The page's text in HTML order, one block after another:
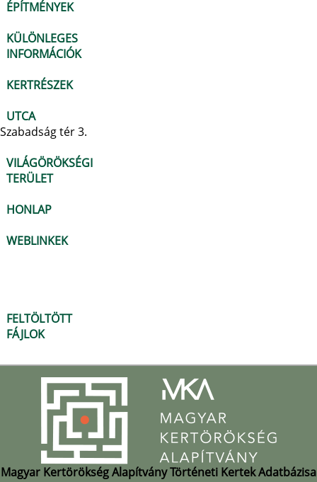
ÉPÍTMÉNYEK
KÜLÖNLEGES
INFORMÁCIÓK
KERTRÉSZEK
UTCA
Szabadság tér 3.
VILÁGÖRÖKSÉGI
TERÜLET
HONLAP
WEBLINKEK
FELTÖLTÖTT
FÁJLOK
Magyar Kertörökség Alapítvány Történeti Kertek Adatbázisa